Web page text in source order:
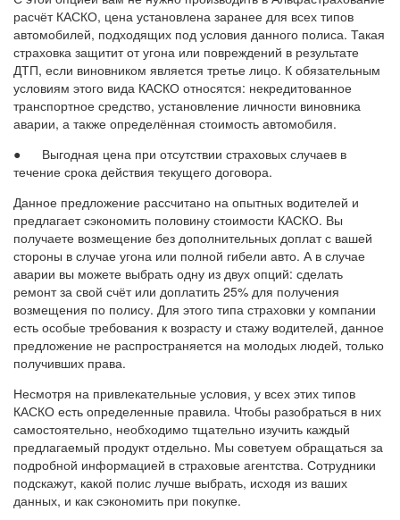
расчёт КАСКО, цена установлена заранее для всех типов
автомобилей, подходящих под условия данного полиса. Такая
страховка защитит от угона или повреждений в результате
ДТП, если виновником является третье лицо. К обязательным
условиям этого вида КАСКО относятся: некредитованное
транспортное средство, установление личности виновника
аварии, а также определённая стоимость автомобиля.
● Выгодная цена при отсутствии страховых случаев в
течение срока действия текущего договора.
Данное предложение рассчитано на опытных водителей и
предлагает сэкономить половину стоимости КАСКО. Вы
получаете возмещение без дополнительных доплат с вашей
стороны в случае угона или полной гибели авто. А в случае
аварии вы можете выбрать одну из двух опций: сделать
ремонт за свой счёт или доплатить 25% для получения
возмещения по полису. Для этого типа страховки у компании
есть особые требования к возрасту и стажу водителей, данное
предложение не распространяется на молодых людей, только
получивших права.
Несмотря на привлекательные условия, у всех этих типов
КАСКО есть определенные правила. Чтобы разобраться в них
самостоятельно, необходимо тщательно изучить каждый
предлагаемый продукт отдельно. Мы советуем обращаться за
подробной информацией в страховые агентства. Сотрудники
подскажут, какой полис лучше выбрать, исходя из ваших
данных, и как сэкономить при покупке.